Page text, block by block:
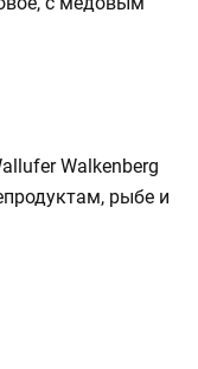
Walkenberg
рыбе и